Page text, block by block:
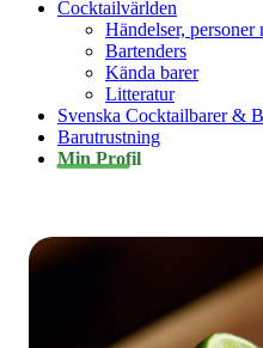
Cocktailvärlden
Händelser, personer
Bartenders
Kända barer
Litteratur
Svenska Cocktailbarer &
Barutrustning
Min Profil